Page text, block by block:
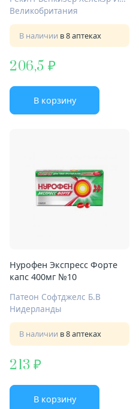
Великобритания
В наличии в 8 аптеках
206,5
В корзину
Нурофен Экспресс Форте
капс 400мг №10
Патеон Софтджелс Б.В
Нидерланды
В наличии в 8 аптеках
213
В корзину